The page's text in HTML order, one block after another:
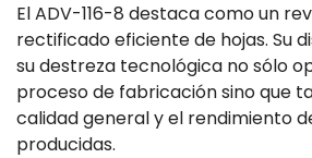
El ADV-116-8 destaca como un
rectificado eficiente de hojas. Su
su destreza tecnológica no sólo
proceso de fabricación sino que
calidad general y el rendimiento
producidas.